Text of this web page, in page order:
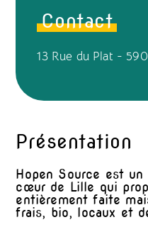
Présentation
Hopen Source est
cœur de Lille qui
entièrement faite
frais, bio, locaux et
Contact
13 Rue du Plat -